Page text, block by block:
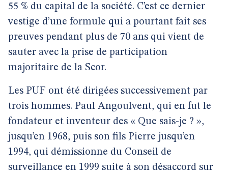
55 % du capital de la société. C’est ce dernier
vestige d’une formule qui a pourtant fait ses
preuves pendant plus de 70 ans qui vient de
sauter avec la prise de participation
majoritaire de la Scor.
Les PUF ont été dirigées successivement par
trois hommes. Paul Angoulvent, qui en fut le
fondateur et inventeur des « Que sais-je ? »,
jusqu’en 1968, puis son fils Pierre jusqu’en
1994, qui démissionne du Conseil de
surveillance en 1999 suite à son désaccord sur